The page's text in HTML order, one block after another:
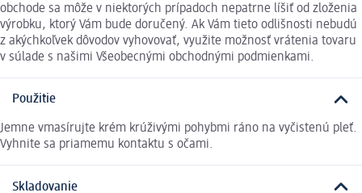
obchode sa môže v niektorých prípadoch nepatrne líšiť od zloženia
výrobku, ktorý Vám bude doručený. Ak Vám tieto odlišnosti nebudú
z akýchkoľvek dôvodov vyhovovať, využite možnosť vrátenia tovaru
v súlade s našimi Všeobecnými obchodnými podmienkami.
Použitie
Jemne vmasírujte krém krúživými pohybmi ráno na vyčistenú pleť.
Vyhnite sa priamemu kontaktu s očami.
Skladovanie